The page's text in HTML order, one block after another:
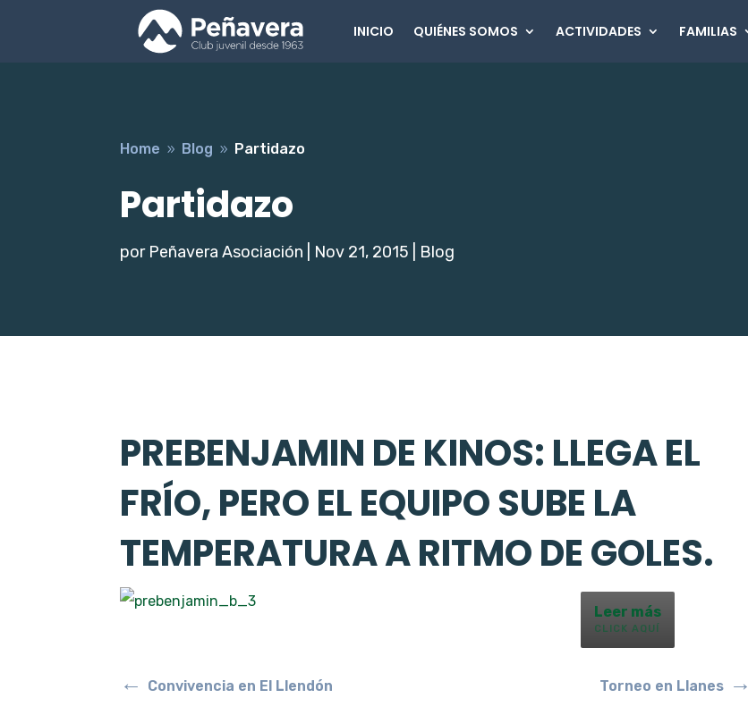
INICIO QUIÉNES SOMOS ACTIVIDADES FAMILIAS
Home 9 Blog 9 Partidazo
Partidazo
por Peñavera Asociación Nov 21, 2015 Blog
PREBENJAMIN DE KINOS: LLEGA EL
FRÍO, PERO EL EQUIPO SUBE LA
TEMPERATURA A RITMO DE GOLES.
Leer más
CLICK AQUÍ
← Convivencia en El Llendón Torneo en Llanes →